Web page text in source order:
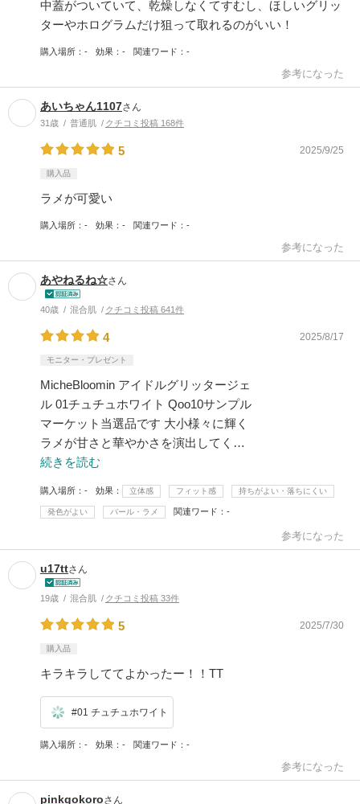
中蓋がついていて、乾燥しなくてすむし、ほしいグリッ
ターやホログラムだけ狙って取れるのがいい！
購入場所 - 効果 - 関連ワード -
参考になった
あいちゃん1107さん
31歳 普通肌 クチコミ投稿 168件
5 2025/9/25
購入品
ラメが可愛い
購入場所 - 効果 - 関連ワード -
参考になった
あやねるね☆さん
40歳 混合肌 クチコミ投稿 641件
4 2025/8/17
モニター・プレゼント
MicheBloomin アイドルグリッタージェ
ル 01チュチュホワイト Qoo10サンプル
マーケット当選品です 大小様々に輝く
ラメが甘さと華やかさを演出してく…
続きを読む
購入場所 - 効果 立体感 フィット感 持ちがよい・落ちにくい
発色がよい パール・ラメ 関連ワード -
参考になった
u17ttさん
19歳 混合肌 クチコミ投稿 33件
5 2025/7/30
購入品
キラキラしててよかったー！！TT
#01 チュチュホワイト
購入場所 - 効果 - 関連ワード -
参考になった
pinkgokoroさん